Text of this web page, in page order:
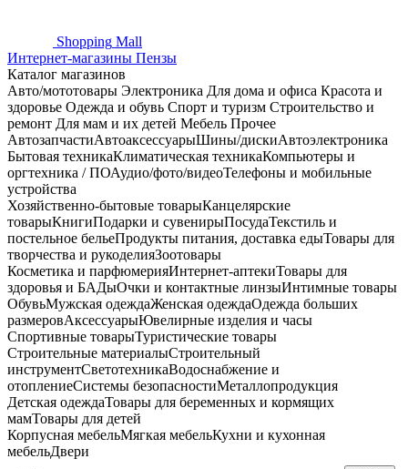
Shopping Mall
Интернет-магазины Пензы
Каталог магазинов
Авто/мототовары Электроника Для дома и офиса Красота и
здоровье Одежда и обувь Спорт и туризм Строительство и
ремонт Для мам и их детей Мебель Прочее
АвтозапчастиАвтоаксессуарыШины/дискиАвтоэлектроника
Бытовая техникаКлиматическая техникаКомпьютеры и
оргтехника / ПОАудио/фото/видеоТелефоны и мобильные
устройства
Хозяйственно-бытовые товарыКанцелярские
товарыКнигиПодарки и сувенирыПосудаТекстиль и
постельное бельеПродукты питания, доставка едыТовары для
творчества и рукоделияЗоотовары
Косметика и парфюмерияИнтернет-аптекиТовары для
здоровья и БАДыОчки и контактные линзыИнтимные товары
ОбувьМужская одеждаЖенская одеждаОдежда больших
размеровАксессуарыЮвелирные изделия и часы
Спортивные товарыТуристические товары
Строительные материалыСтроительный
инструментСветотехникаВодоснабжение и
отоплениеСистемы безопасностиМеталлопродукция
Детская одеждаТовары для беременных и кормящих
мамТовары для детей
Корпусная мебельМягкая мебельКухни и кухонная
мебельДвери